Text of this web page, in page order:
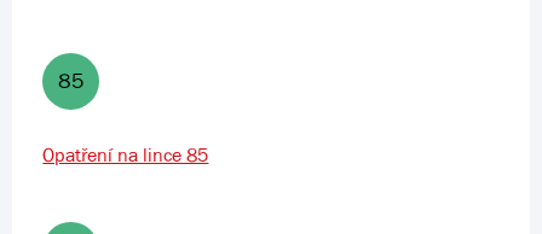
85
Opatření na lince 85